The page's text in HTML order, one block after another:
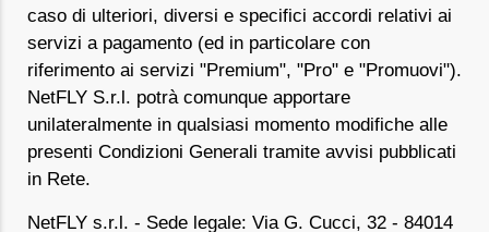
caso di ulteriori, diversi e specifici accordi relativi ai
servizi a pagamento (ed in particolare con
riferimento ai servizi "Premium", "Pro" e "Promuovi").
NetFLY S.r.l. potrà comunque apportare
unilateralmente in qualsiasi momento modifiche alle
presenti Condizioni Generali tramite avvisi pubblicati
in Rete.
NetFLY s.r.l. - Sede legale: Via G. Cucci, 32 - 84014